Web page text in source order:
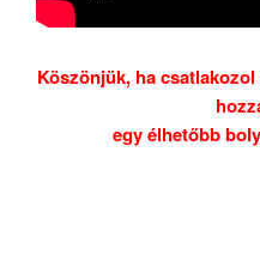
Köszönjük, ha
egy élhetőbb